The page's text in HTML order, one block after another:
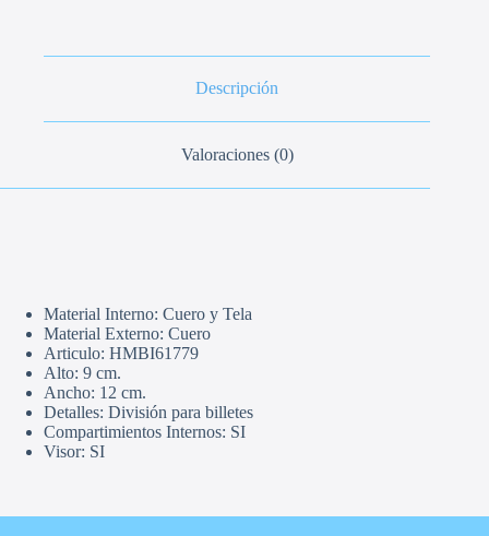
Descripción
Valoraciones (0)
Material Interno: Cuero y Tela
Material Externo: Cuero
Articulo: HMBI61779
Alto: 9 cm.
Ancho: 12 cm.
Detalles: División para billetes
Compartimientos Internos: SI
Visor: SI